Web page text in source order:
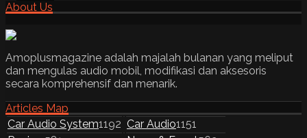
About Us
Amoplusmagazine adalah majalah bulanan yang meliput
dan mengulas audio mobil, modifikasi dan aksesoris
secara komprehensif dan menarik.
Articles Map
Car Audio System1192 Car Audio1151